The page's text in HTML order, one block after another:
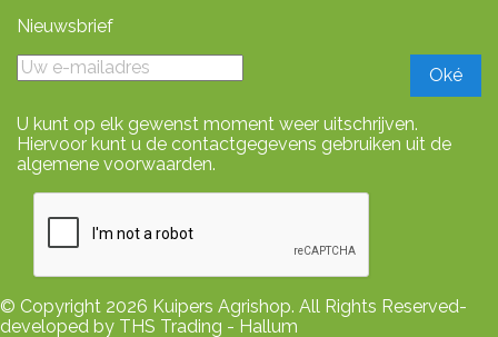
Nieuwsbrief
U kunt op elk gewenst moment weer uitschrijven.
Hiervoor kunt u de contactgegevens gebruiken uit de
algemene voorwaarden.
© Copyright 2026 Kuipers Agrishop. All Rights Reserved-
developed by THS Trading - Hallum